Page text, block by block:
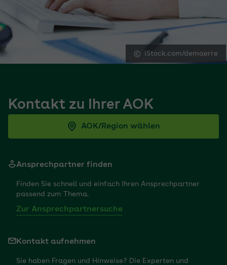
iStock.com/demaerre
Kontakt zu Ihrer AOK
AOK/Region wählen
Ansprechpartner finden
Finden Sie schnell und einfach Ihren Ansprechpartner
passend zum Thema.
Zur Ansprechpartnersuche
Kontakt aufnehmen
Sie haben Fragen und Hinweise? Die Experten und